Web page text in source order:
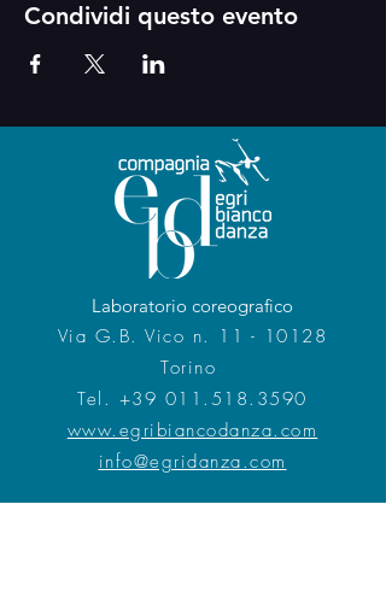
Condividi questo evento
Laboratorio coreografico
Via G.B. Vico n. 11 - 10128
Torino
Tel. +39 011.518.3590
www.egribiancodanza.com
info@egridanza.com